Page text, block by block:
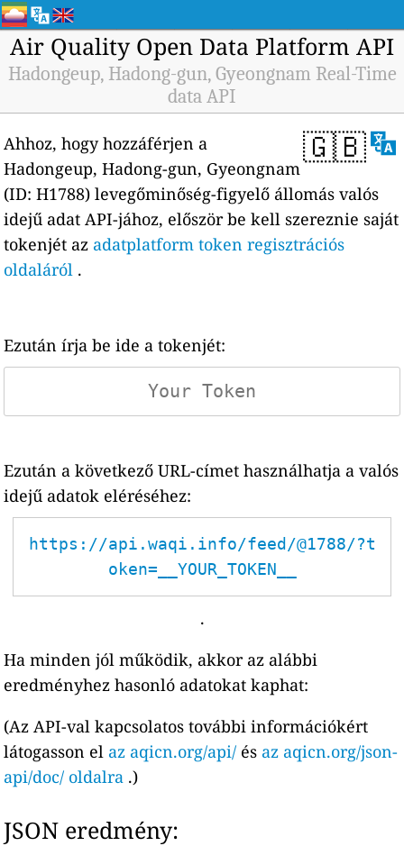
Air Quality Open Data Platform API
Hadongeup, Hadong-gun, Gyeongnam Real-Time
data API
🇬🇧
Ahhoz, hogy hozzáférjen a
Hadongeup, Hadong-gun, Gyeongnam
(ID: H1788) levegőminőség-figyelő állomás valós
idejű adat API-jához, először be kell szereznie saját
tokenjét az adatplatform token regisztrációs
oldaláról .
Ezután írja be ide a tokenjét:
Ezután a következő URL-címet használhatja a valós
idejű adatok eléréséhez:
https://api.waqi.info/feed/@1788/?t
oken=__YOUR_TOKEN__
.
Ha minden jól működik, akkor az alábbi
eredményhez hasonló adatokat kaphat:
(Az API-val kapcsolatos további információkért
látogasson el az aqicn.org/api/ és az aqicn.org/json-
api/doc/ oldalra .)
JSON eredmény: